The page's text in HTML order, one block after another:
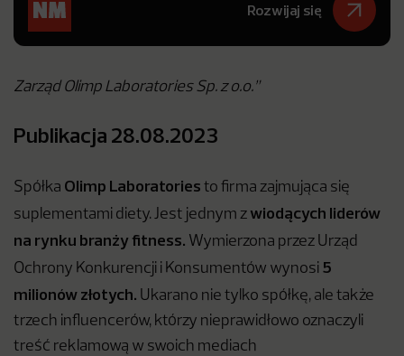
Rozwijaj się
Zarząd Olimp Laboratories Sp. z o.o.”
Publikacja 28.08.2023
Spółka Olimp Laboratories to firma zajmująca się
suplementami diety. Jest jednym z wiodących liderów
na rynku branży fitness. Wymierzona przez Urząd
Ochrony Konkurencji i Konsumentów wynosi 5
milionów złotych. Ukarano nie tylko spółkę, ale także
trzech influencerów, którzy nieprawidłowo oznaczyli
treść reklamową w swoich mediach